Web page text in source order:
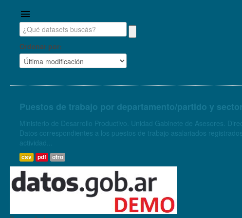
Ordenar por
Puestos de trabajo por departamento/partido y
Ministerio de Desarrollo Productivo. Unidad Gabinete de Asesores.
Datos correspondientes a los puestos de trabajo asalariados
actividad...
csv pdf otro